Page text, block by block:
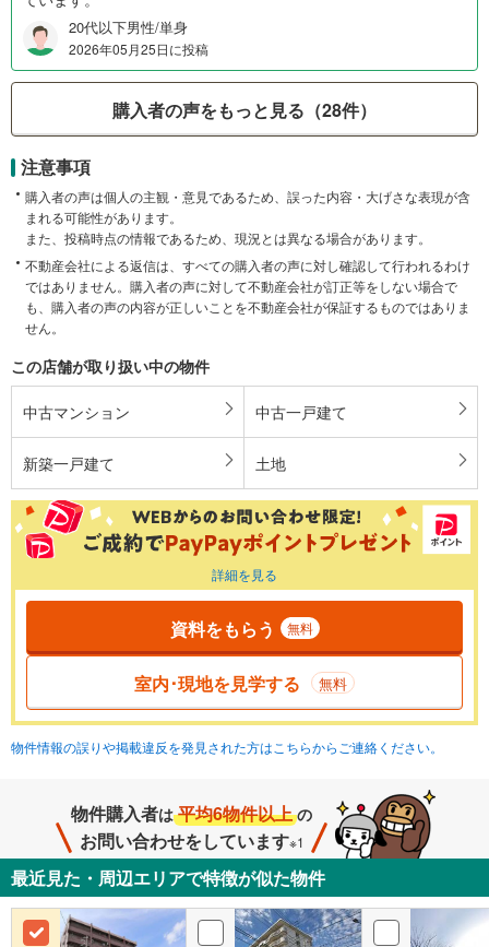
20代以下男性/単身
2026年05月25日に投稿
購入者の声をもっと見る（28件）
注意事項
購入者の声は個人の主観・意見であるため、誤った内容・大げさな表現が含
まれる可能性があります。
また、投稿時点の情報であるため、現況とは異なる場合があります。
不動産会社による返信は、すべての購入者の声に対し確認して行われるわけ
ではありません。購入者の声に対して不動産会社が訂正等をしない場合で
も、購入者の声の内容が正しいことを不動産会社が保証するものではありま
せん。
この店舗が取り扱い中の物件
中古マンション 中古一戸建て
新築一戸建て 土地
詳細を見る
資料をもらう 無料
室内･現地を見学する 無料
物件情報の誤りや掲載違反を発見された方はこちらからご連絡ください。
物件購入者は 平均6物件以上 の
お問い合わせをしています※1
最近見た・周辺エリアで特徴が似た物件